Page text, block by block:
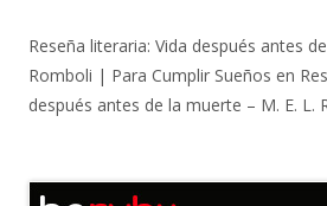
Reseña literaria: Vida después antes
Romboli | Para Cumplir Sueños en
después antes de la muerte – M. E. L.